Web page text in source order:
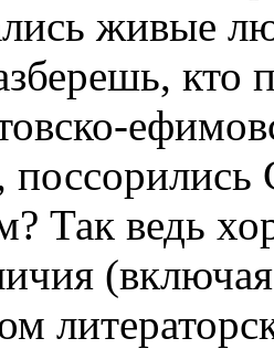
живые
кто
Так ведь